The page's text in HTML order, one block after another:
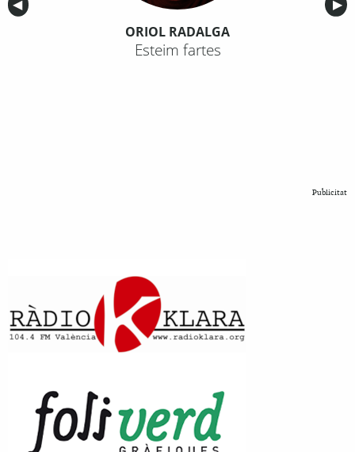
Anterior
◀︎ ▶︎
ORIOL RADALGA
Esteim fartes
Publicitat